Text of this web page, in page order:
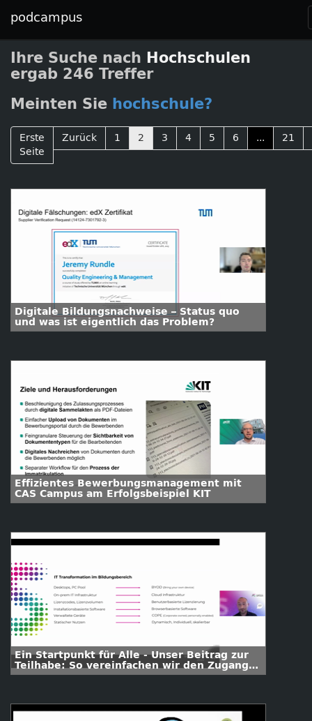
podcampus
Ihre Suche nach Hochschulen
ergab 246 Treffer
Meinten Sie hochschule?
Erste
Seite
Zurück 1 2 3 4 5 6 ... 21
Digitale Bildungsnachweise – Status quo
und was ist eigentlich das Problem?
Effizientes Bewerbungsmanagement mit
CAS Campus am Erfolgsbeispiel KIT
Ein Startpunkt für Alle - Unser Beitrag zur
Teilhabe: So vereinfachen wir den Zugang
zu allen digitalen Tools für Beschäftigte,